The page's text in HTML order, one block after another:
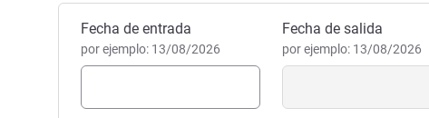
Reservar este hotel
Fecha de entrada
por ejemplo: 13/08/2026
Fecha de salida
por ejemplo: 13/08/2026